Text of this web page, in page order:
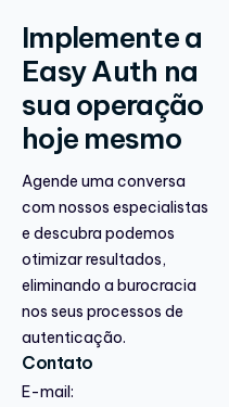
Implemente a
Easy Auth na
sua operação
hoje mesmo
Agende uma conversa
com nossos especialistas
e descubra podemos
otimizar resultados,
eliminando a burocracia
nos seus processos de
autenticação.
Contato
E-mail: